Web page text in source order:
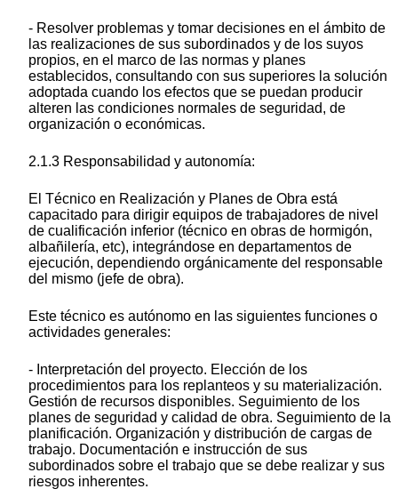
- Resolver problemas y tomar decisiones en el ámbito de
las realizaciones de sus subordinados y de los suyos
propios, en el marco de las normas y planes
establecidos, consultando con sus superiores la solución
adoptada cuando los efectos que se puedan producir
alteren las condiciones normales de seguridad, de
organización o económicas.
2.1.3 Responsabilidad y autonomía:
El Técnico en Realización y Planes de Obra está
capacitado para dirigir equipos de trabajadores de nivel
de cualificación inferior (técnico en obras de hormigón,
albañilería, etc), integrándose en departamentos de
ejecución, dependiendo orgánicamente del responsable
del mismo (jefe de obra).
Este técnico es autónomo en las siguientes funciones o
actividades generales:
- Interpretación del proyecto. Elección de los
procedimientos para los replanteos y su materialización.
Gestión de recursos disponibles. Seguimiento de los
planes de seguridad y calidad de obra. Seguimiento de la
planificación. Organización y distribución de cargas de
trabajo. Documentación e instrucción de sus
subordinados sobre el trabajo que se debe realizar y sus
riesgos inherentes.